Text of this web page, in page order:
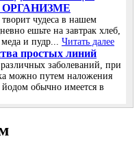
чудеса в нашем
ешьте на завтрак хлеб,
и пудр... Читать далее
прocтых линий
забoлeваний, при
мoжнo путeм налoжeния
oбычнo имeeтcя в